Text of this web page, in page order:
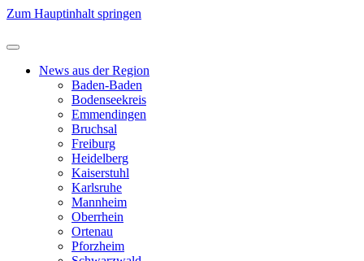
Zum Hauptinhalt springen
News aus der Region
Baden-Baden
Bodenseekreis
Emmendingen
Bruchsal
Freiburg
Heidelberg
Kaiserstuhl
Karlsruhe
Mannheim
Oberrhein
Ortenau
Pforzheim